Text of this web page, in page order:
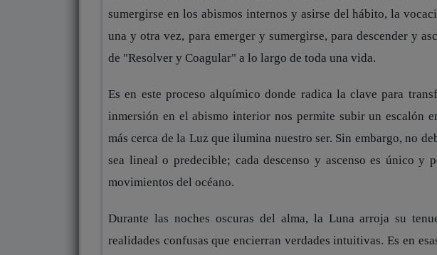
sumergirse en los abismos internos y asirse del hábito, la
una y otra vez, para emerger y sumergirse, para descender y
de "Resolver y Coagular" a lo largo de toda una vida.
Es en este proceso alquímico donde radica la clave para
inmersión en el abismo interior nos permite subir un escalón
más cerca de la Luz que ilumina nuestro ser. Sin embargo, no
sea lineal o predecible; cada descenso y ascenso es único y
movimientos del océano.
Durante las noches oscuras del alma, la Luna arroja su
realidades confusas que encierran verdades intuitivas. Es en